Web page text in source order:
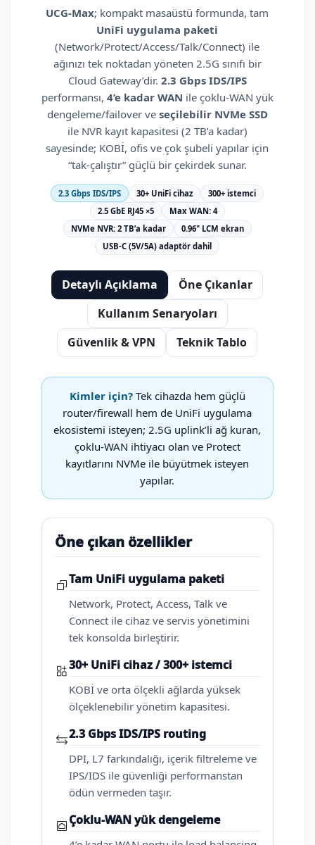
UCG-Max; kompakt masaüstü formunda, tam
UniFi uygulama paketi
(Network/Protect/Access/Talk/Connect) ile
ağınızı tek noktadan yöneten 2.5G sınıfı bir
Cloud Gateway’dir. 2.3 Gbps IDS/IPS
performansı, 4’e kadar WAN ile çoklu-WAN yük
dengeleme/failover ve seçilebilir NVMe SSD
ile NVR kayıt kapasitesi (2 TB’a kadar)
sayesinde; KOBİ, ofis ve çok şubeli yapılar için
“tak-çalıştır” güçlü bir çekirdek sunar.
2.3 Gbps IDS/IPS 30+ UniFi cihaz
300+ istemci
2.5 GbE RJ45 ×5
Max WAN: 4
NVMe NVR: 2 TB’a kadar
0.96" LCM ekran
USB-C (5V/5A) adaptör dahil
Detaylı Açıklama
Öne Çıkanlar
Kullanım Senaryoları
Güvenlik & VPN
Teknik Tablo
Kimler için?Tek cihazda hem güçlü
router/firewall hem de UniFi uygulama
ekosistemi isteyen; 2.5G uplink’li ağ kuran,
çoklu-WAN ihtiyacı olan ve Protect
kayıtlarını NVMe ile büyütmek isteyen
yapılar.
Öne çıkan özellikler
Tam UniFi uygulama paketi
Network, Protect, Access, Talk ve
Connect ile cihaz ve servis yönetimini
tek konsolda birleştirir.
30+ UniFi cihaz / 300+ istemci
KOBİ ve orta ölçekli ağlarda yüksek
ölçeklenebilir yönetim kapasitesi.
2.3 Gbps IDS/IPS routing
DPI, L7 farkındalığı, içerik filtreleme ve
IPS/IDS ile güvenliği performanstan
ödün vermeden taşır.
Çoklu-WAN yük dengeleme